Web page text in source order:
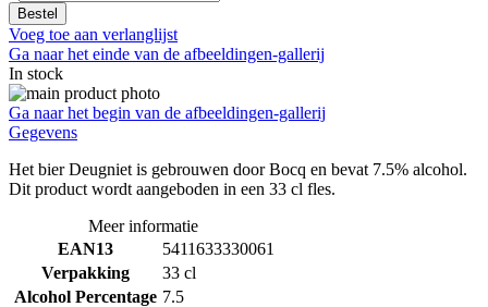
Bestel
Voeg toe aan verlanglijst
Ga naar het einde van de afbeeldingen-gallerij
In stock
Ga naar het begin van de afbeeldingen-gallerij
Gegevens
Het bier Deugniet is gebrouwen door Bocq en bevat 7.5% alcohol.
Dit product wordt aangeboden in een 33 cl fles.
Meer informatie
EAN13
5411633330061
Verpakking
33 cl
Alcohol Percentage 7.5